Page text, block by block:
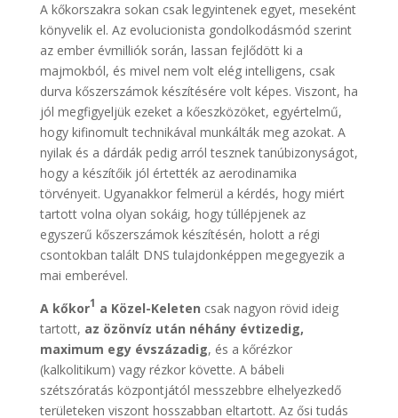
A kőkorszakra sokan csak legyintenek egyet, meseként
könyvelik el. Az evolucionista gondolkodásmód szerint
az ember évmilliók során, lassan fejlődött ki a
majmokból, és mivel nem volt elég intelligens, csak
durva kőszerszámok készítésére volt képes. Viszont, ha
jól megfigyeljük ezeket a kőeszközöket, egyértelmű,
hogy kifinomult technikával munkálták meg azokat. A
nyilak és a dárdák pedig arról tesznek tanúbizonyságot,
hogy a készítőik jól értették az aerodinamika
törvényeit. Ugyanakkor felmerül a kérdés, hogy miért
tartott volna olyan sokáig, hogy túllépjenek az
egyszerű kőszerszámok készítésén, holott a régi
csontokban talált DNS tulajdonképpen megegyezik a
mai emberével.
A kőkor1 a Közel-Keleten csak nagyon rövid ideig
tartott, az özönvíz után néhány évtizedig,
maximum egy évszázadig, és a kőrézkor
(kalkolitikum) vagy rézkor követte. A bábeli
szétszóratás központjától messzebbre elhelyezkedő
területeken viszont hosszabban eltartott. Az ősi tudás